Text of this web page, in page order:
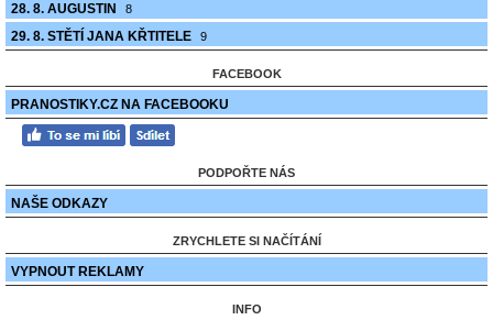
28. 8. AUGUSTIN 8
29. 8. STĚTÍ JANA KŘTITELE 9
FACEBOOK
PRANOSTIKY.CZ NA FACEBOOKU
PODPOŘTE NÁS
NAŠE ODKAZY
ZRYCHLETE SI NAČÍTÁNÍ
VYPNOUT REKLAMY
INFO